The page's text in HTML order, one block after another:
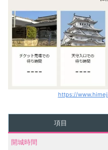
https://
項目
開城時間